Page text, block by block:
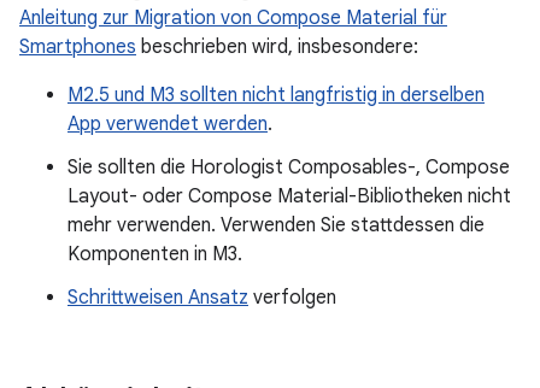
Anleitung zur Migration von Compose Material für
Smartphones beschrieben wird, insbesondere:
M2.5 und M3 sollten nicht langfristig in derselben
App verwendet werden.
Sie sollten die Horologist Composables-, Compose
Layout- oder Compose Material-Bibliotheken nicht
mehr verwenden. Verwenden Sie stattdessen die
Komponenten in M3.
Schrittweisen Ansatz verfolgen